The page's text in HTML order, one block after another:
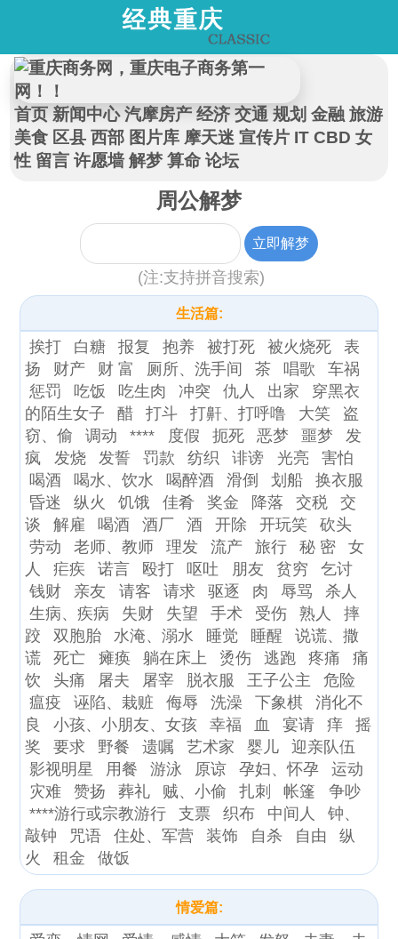
首页 新闻中心 汽摩房产 经济 交通 规划 金融 旅游
美食 区县 西部 图片库 摩天迷 宣传片 IT CBD 女
性 留言 许愿墙 解梦 算命 论坛
周公解梦
(注:支持拼音搜索)
生活篇:
挨打 白糖 报复 抱养 被打死 被火烧死
表
扬
财产 财 富 厕所、洗手间 茶 唱歌
车祸
惩罚
吃饭 吃生肉 冲突 仇人 出家
穿黑衣
的陌生女子
醋 打斗 打鼾、打呼噜 大笑
盗
窃、偷
调动 **** 度假 扼死 恶梦 噩梦
发
疯
发烧 发誓 罚款 纺织 诽谤 光亮
害怕
喝酒
喝水、饮水 喝醉酒 滑倒 划船
换衣服
昏迷
纵火 饥饿 佳肴 奖金 降落 交税
交
谈
解雇 喝酒 酒厂 酒 开除 开玩笑
砍头
劳动
老师、教师 理发 流产 旅行 秘 密
女
人
疟疾 诺言 殴打 呕吐 朋友 贫穷
乞讨
钱财
亲友 请客 请求 驱逐 肉 辱骂
杀人
生病、疾病
失财 失望 手术 受伤 熟人
摔
跤
双胞胎 水淹、溺水 睡觉 睡醒
说谎、撒
谎
死亡 瘫痪 躺在床上 烫伤 逃跑 疼痛
痛
饮
头痛 屠夫 屠宰 脱衣服 王子公主
危险
瘟疫
诬陷、栽赃 侮辱 洗澡 下象棋
消化不
良
小孩、小朋友、女孩 幸福 血 宴请 痒
摇
奖
要求 野餐 遗嘱 艺术家 婴儿
迎亲队伍
影视明星
用餐 游泳 原谅 孕妇、怀孕
运动
灾难
赞扬 葬礼 贼、小偷 扎刺 帐篷
争吵
****游行或宗教游行
支票 织布 中间人
钟、
敲钟
咒语 住处、军营 装饰 自杀 自由
纵
火
租金 做饭
情爱篇: